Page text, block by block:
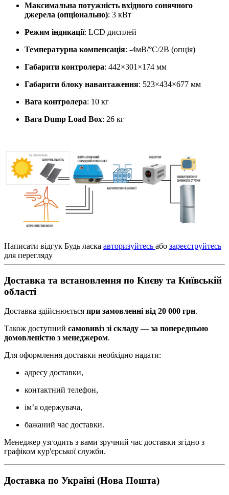
Максимальна потужність вхідного сонячного
джерела (опціонально): 3 кВт
Режим індикації: LCD дисплей
Температурна компенсація: -4мВ/°С/2В (опція)
Габарити контролера: 442×301×174 мм
Габарити блоку навантаження: 523×434×677 мм
Вага контролера: 10 кг
Вага Dump Load Box: 26 кг
Написати відгук Будь ласка авторизуйтесь або зареєструйтесь
для перегляду
Доставка та встановлення по Києву та Київській
області
Доставка здійснюється при замовленні від 20 000 грн.
Також доступний самовивіз зі складу — за попередньою
домовленістю з менеджером.
Для оформлення доставки необхідно надати:
адресу доставки,
контактний телефон,
ім’я одержувача,
бажаний час доставки.
Менеджер узгодить з вами зручний час доставки згідно з
графіком кур'єрської служби.
Доставка по Україні (Нова Пошта)